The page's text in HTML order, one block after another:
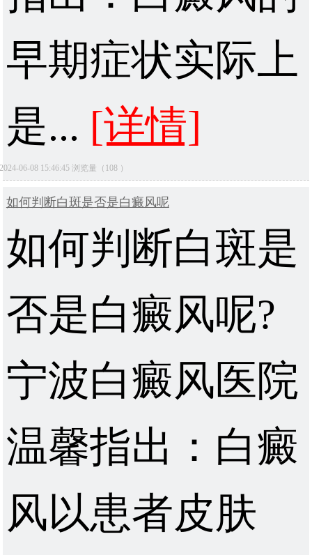
早期症状实际上
是... [详情]
06-08 15:46:45 浏览量（108 ）
如何判断白斑是否是白癜风呢
如何判断白斑是
否是白癜风呢?
宁波白癜风医院
温馨指出：白癜
风以患者皮肤